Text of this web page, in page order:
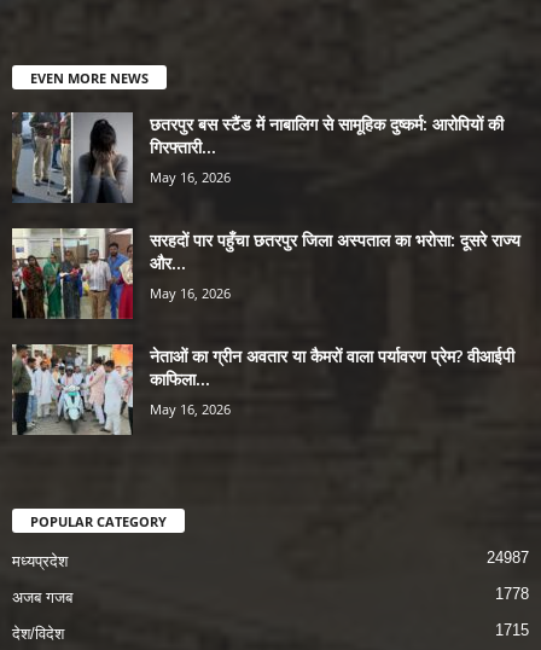
EVEN MORE NEWS
छतरपुर बस स्टैंड में नाबालिग से सामूहिक दुष्कर्म: आरोपियों की
गिरफ्तारी...
May 16, 2026
सरहदों पार पहुँचा छतरपुर जिला अस्पताल का भरोसा: दूसरे राज्य
और...
May 16, 2026
नेताओं का ग्रीन अवतार या कैमरों वाला पर्यावरण प्रेम? वीआईपी
काफिला...
May 16, 2026
POPULAR CATEGORY
मध्यप्रदेश 24987
अजब गजब 1778
देश/विदेश 1715